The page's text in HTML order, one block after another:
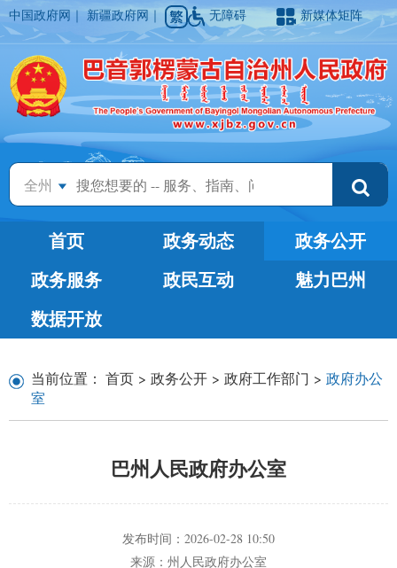
中国政府网 ｜新疆政府网 ｜ 无障碍 新媒体矩阵
全州
首页 政务动态
政务公开
政务服务
政民互动
魅力巴州
数据开放
当前位置： 首页 > 政务公开 > 政府工作部门 > 政府办公
室
巴州人民政府办公室
发布时间： 2026-02-28 10:50
来源： 州人民政府办公室